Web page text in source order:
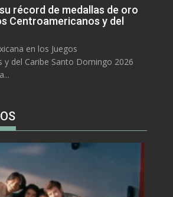
récord de medallas de oro
Centroamericanos y del
en los Juegos
y del Caribe Santo Domingo 2026